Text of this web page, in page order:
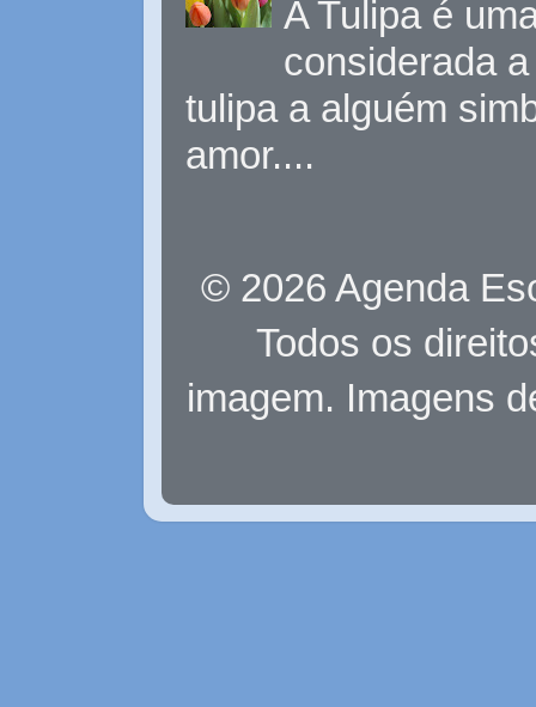
A Tulipa é
considerada
tulipa a alguém
amor....
© 2026 Agenda
Todos os
imagem. Imagens